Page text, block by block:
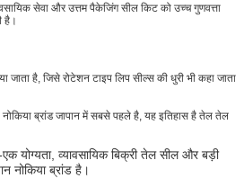
सेवा और उत्तम पैकेजिंग सील किट को उच्च गुणवत्ता
है।
है, जिसे रोटेशन टाइप लिप सील्स की धुरी भी कहा जाता
ब्रांड जापान में सबसे पहले है, यह इतिहास है तेल तेल
एक योग्यता, व्यावसायिक बिक्री तेल सील और बड़ी
नोकिया ब्रांड है।